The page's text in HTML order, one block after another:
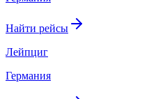
Найти рейсы
Лейпциг
Германия